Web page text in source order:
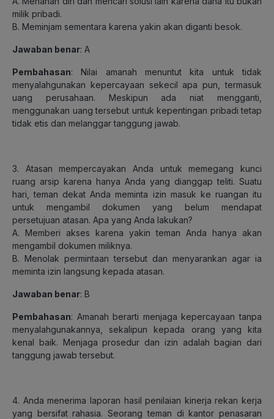
milik pribadi.
B. Meminjam sementara karena yakin akan diganti besok.
Jawaban benar: A
Pembahasan: Nilai amanah menuntut kita untuk tidak
menyalahgunakan kepercayaan sekecil apa pun, termasuk
uang perusahaan. Meskipun ada niat mengganti,
menggunakan uang tersebut untuk kepentingan pribadi tetap
tidak etis dan melanggar tanggung jawab.
3. Atasan mempercayakan Anda untuk memegang kunci
ruang arsip karena hanya Anda yang dianggap teliti. Suatu
hari, teman dekat Anda meminta izin masuk ke ruangan itu
untuk mengambil dokumen yang belum mendapat
persetujuan atasan. Apa yang Anda lakukan?
A. Memberi akses karena yakin teman Anda hanya akan
mengambil dokumen miliknya.
B. Menolak permintaan tersebut dan menyarankan agar ia
meminta izin langsung kepada atasan.
Jawaban benar: B
Pembahasan: Amanah berarti menjaga kepercayaan tanpa
menyalahgunakannya, sekalipun kepada orang yang kita
kenal baik. Menjaga prosedur dan izin adalah bagian dari
tanggung jawab tersebut.
4. Anda menerima laporan hasil penilaian kinerja rekan kerja
yang bersifat rahasia. Seorang teman di kantor penasaran